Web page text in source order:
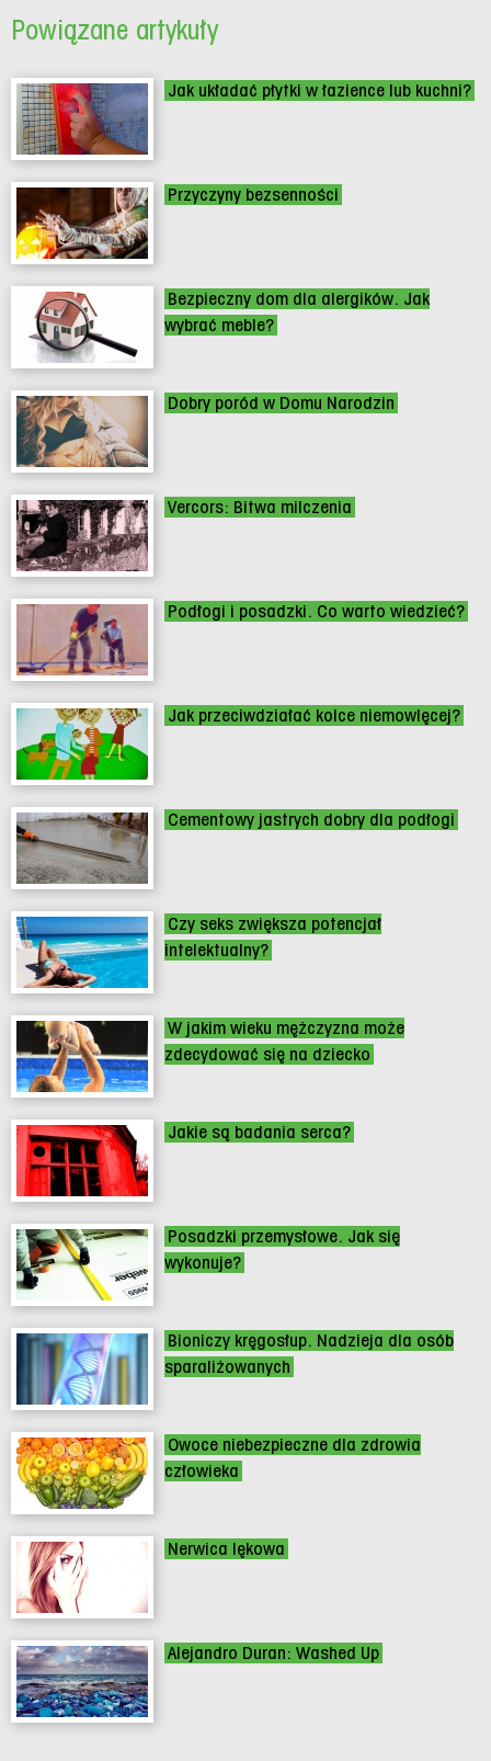
Powiązane artykuły
Jak układać płytki w łazience lub kuchni?
Przyczyny bezsenności
Bezpieczny dom dla alergików. Jak
wybrać meble?
Dobry poród w Domu Narodzin
Vercors: Bitwa milczenia
Podłogi i posadzki. Co warto wiedzieć?
Jak przeciwdziałać kolce niemowlęcej?
Cementowy jastrych dobry dla podłogi
Czy seks zwiększa potencjał
intelektualny?
W jakim wieku mężczyzna może
zdecydować się na dziecko
Jakie są badania serca?
Posadzki przemysłowe. Jak się
wykonuje?
Bioniczy kręgosłup. Nadzieja dla osób
sparaliżowanych
Owoce niebezpieczne dla zdrowia
człowieka
Nerwica lękowa
Alejandro Duran: Washed Up